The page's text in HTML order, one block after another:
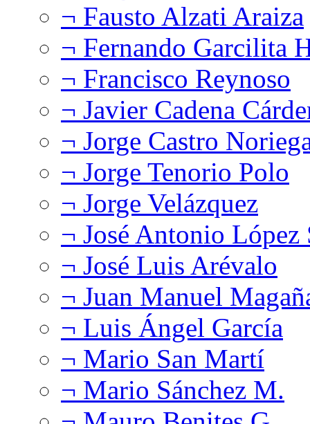
¬ Fausto Alzati Araiza
¬ Fernando Garcilita
¬ Francisco Reynoso
¬ Javier Cadena
¬ Jorge Castro
¬ Jorge Tenorio Polo
¬ Jorge Velázquez
¬ José Antonio López
¬ José Luis Arévalo
¬ Juan Manuel
¬ Luis Ángel García
¬ Mario San Martí
¬ Mario Sánchez M.